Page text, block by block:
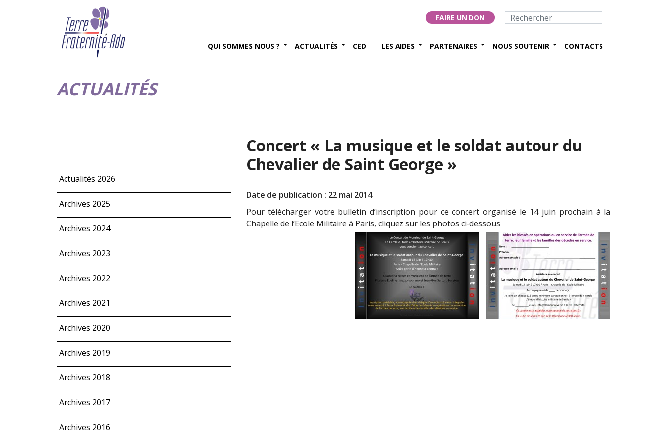
FAIRE UN DON
QUI SOMMES NOUS ? ACTUALITÉS CED LES AIDES PARTENAIRES NOUS SOUTENIR CONTACTS
ACTUALITÉS
Actualités 2026
Archives 2025
Archives 2024
Archives 2023
Archives 2022
Archives 2021
Archives 2020
Archives 2019
Archives 2018
Archives 2017
Archives 2016
Concert « La musique et le soldat autour du
Chevalier de Saint George »
Date de publication : 22 mai 2014
Pour télécharger votre bulletin d’inscription pour ce concert organisé le 14 juin prochain à la
Chapelle de l’Ecole Militaire à Paris, cliquez sur les photos ci-dessous